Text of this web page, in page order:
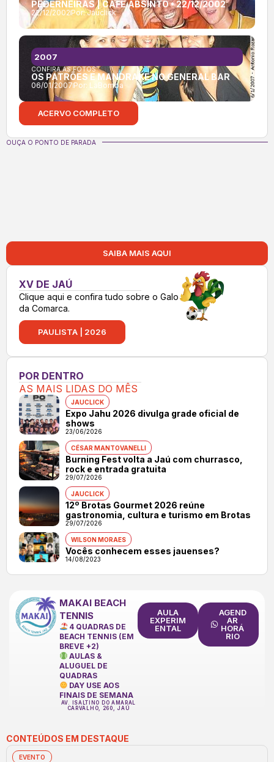
PEDERNEIRAS | CAFÉ ABSINTO • 22/12/2002
22/12/2002 Por:Jauclick
CONFIRA AS FOTOS:
OS PATRÕES E MANDRAKE NO GENERAL BAR
06/01/2007Por: LaBomba
2007
ACERVO COMPLETO
OUÇA O PONTO DE PARADA
SAIBA MAIS AQUI
XV DE JAÚ
Clique aqui e confira tudo sobre o Galo
da Comarca.
PAULISTA | 2026
POR DENTRO
AS MAIS LIDAS DO MÊS
JAUCLICK
Expo Jahu 2026 divulga grade oficial de
shows
23/06/2026
CÉSAR MANTOVANELLI
Burning Fest volta a Jaú com churrasco,
rock e entrada gratuita
29/07/2026
JAUCLICK
12º Brotas Gourmet 2026 reúne
gastronomia, cultura e turismo em Brotas
29/07/2026
WILSON MORAES
Vocês conhecem esses jauenses?
14/08/2023
MAKAI BEACH
TENNIS
4 QUADRAS DE
BEACH TENNIS (EM
BREVE +2)
AULAS &
ALUGUEL DE
QUADRAS
DAY USE AOS
FINAIS DE SEMANA
AV. ISALTINO DO AMARAL
CARVALHO, 260, JAÚ
AULA
EXPERIM
ENTAL
AGEND
AR
HORÁ
RIO
CONTEÚDOS EM DESTAQUE
EVENTO